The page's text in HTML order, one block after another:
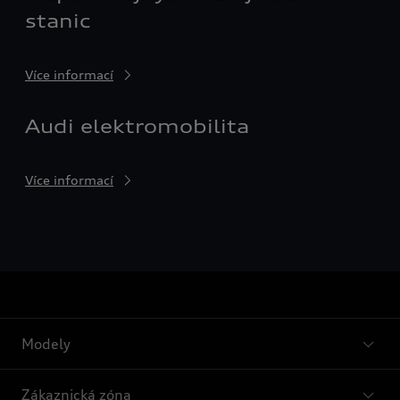
stanic
Více informací
Audi elektromobilita
Více informací
Modely
Zákaznická zóna